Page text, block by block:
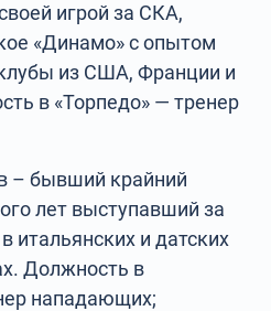
игрой за СКА,
«Динамо» с опытом
из США, Франции и
в «Торпедо» — тренер
– бывший крайний
лет выступавший за
итальянских и датских
Должность в
нападающих;